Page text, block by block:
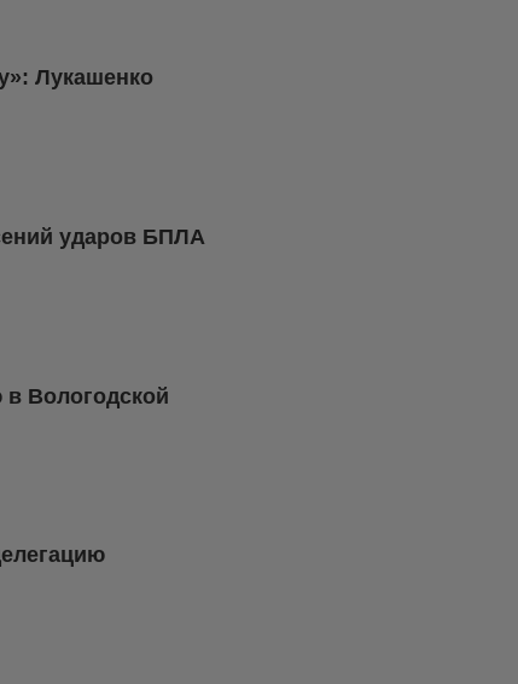
Лукашенко
ударов БПЛА
Вологодской